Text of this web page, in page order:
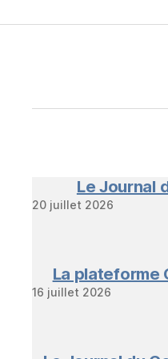
Le Journal
20 juillet 2026
La plateforme
16 juillet 2026